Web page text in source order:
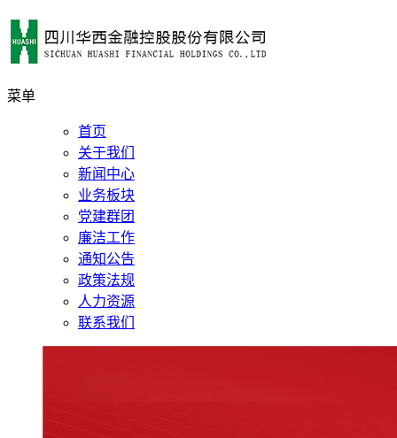
菜单
首页
关于我们
新闻中心
业务板块
党建群团
廉洁工作
通知公告
政策法规
人力资源
联系我们